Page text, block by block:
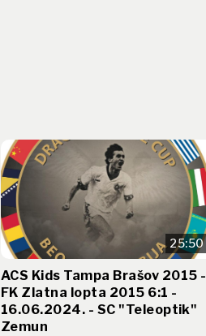
25:50
ACS Kids Tampa Brašov 2015 -
FK Zlatna lopta 2015 6:1 -
16.06.2024. - SC "Teleoptik"
Zemun